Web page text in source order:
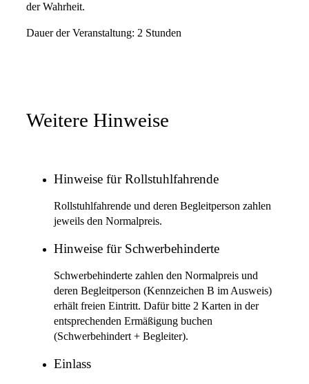
der Wahrheit.
Dauer der Veranstaltung: 2 Stunden
Weitere Hinweise
Hinweise für Rollstuhlfahrende
Rollstuhlfahrende und deren Begleitperson zahlen
jeweils den Normalpreis.
Hinweise für Schwerbehinderte
Schwerbehinderte zahlen den Normalpreis und
deren Begleitperson (Kennzeichen B im Ausweis)
erhält freien Eintritt. Dafür bitte 2 Karten in der
entsprechenden Ermäßigung buchen
(Schwerbehindert + Begleiter).
Einlass